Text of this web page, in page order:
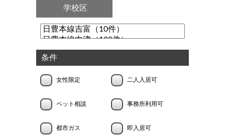
学校区
条件
女性限定 二人入居可
ペット相談 事務所利用可
都市ガス 即入居可